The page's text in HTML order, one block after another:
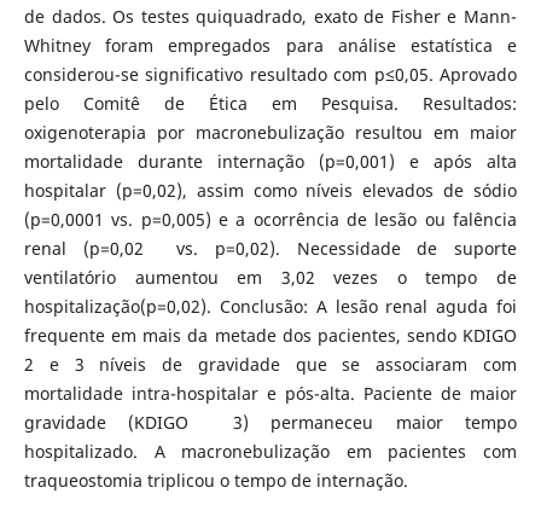
de dados. Os testes quiquadrado, exato de Fisher e Mann-
Whitney foram empregados para análise estatística e
considerou-se significativo resultado com p≤0,05. Aprovado
pelo Comitê de Ética em Pesquisa. Resultados:
oxigenoterapia por macronebulização resultou em maior
mortalidade durante internação (p=0,001) e após alta
hospitalar (p=0,02), assim como níveis elevados de sódio
(p=0,0001 vs. p=0,005) e a ocorrência de lesão ou falência
renal (p=0,02 vs. p=0,02). Necessidade de suporte
ventilatório aumentou em 3,02 vezes o tempo de
hospitalização(p=0,02). Conclusão: A lesão renal aguda foi
frequente em mais da metade dos pacientes, sendo KDIGO
2 e 3 níveis de gravidade que se associaram com
mortalidade intra-hospitalar e pós-alta. Paciente de maior
gravidade (KDIGO 3) permaneceu maior tempo
hospitalizado. A macronebulização em pacientes com
traqueostomia triplicou o tempo de internação.